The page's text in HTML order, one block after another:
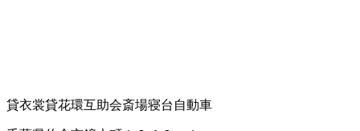
貸衣裳貸花環互助会斎場寝台自動車